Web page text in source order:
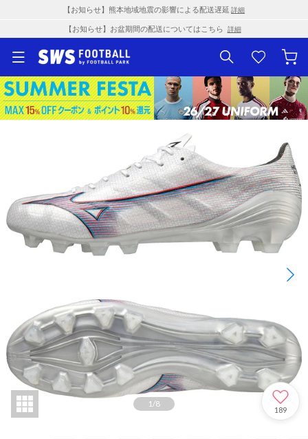
【お知らせ】熊本地域地震の影響による配送遅延 詳細
【お知らせ】お盆期間の配送についてはこちら 詳細
1/8
189